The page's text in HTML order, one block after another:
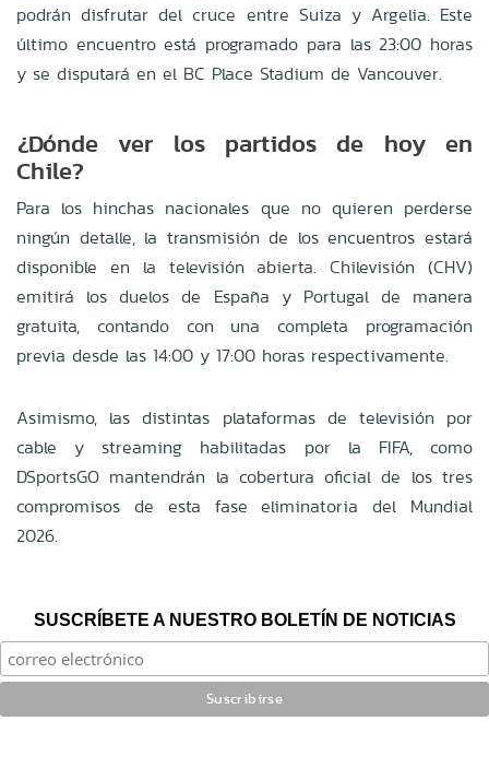
podrán disfrutar del cruce entre Suiza y Argelia. Este
último encuentro está programado para las 23:00 horas
y se disputará en el BC Place Stadium de Vancouver.
¿Dónde ver los partidos de hoy en
Chile?
Para los hinchas nacionales que no quieren perderse
ningún detalle, la transmisión de los encuentros estará
disponible en la televisión abierta. Chilevisión (CHV)
emitirá los duelos de España y Portugal de manera
gratuita, contando con una completa programación
previa desde las 14:00 y 17:00 horas respectivamente.
Asimismo, las distintas plataformas de televisión por
cable y streaming habilitadas por la FIFA, como
DSportsGO mantendrán la cobertura oficial de los tres
compromisos de esta fase eliminatoria del Mundial
2026.
SUSCRÍBETE A NUESTRO BOLETÍN DE NOTICIAS